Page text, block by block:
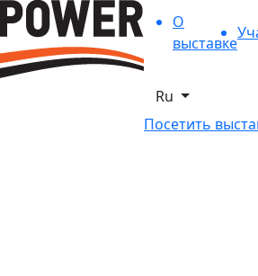
О
выставке
Ru
Посетить